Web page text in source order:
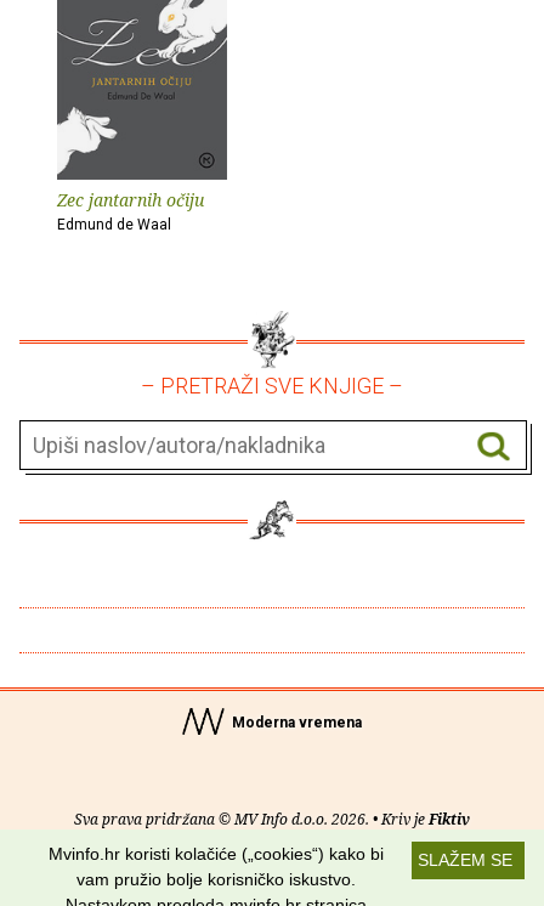
Zec jantarnih očiju
Edmund de Waal
– PRETRAŽI SVE KNJIGE –
Moderna vremena
Sva prava pridržana © MV Info d.o.o. 2026. • Kriv jeFiktiv
O nama• Pomoć• Uvjeti korištenja•RSS kanaliSLAŽEM SE
Mvinfo.hr koristi kolačiće („cookies“) kako bi
vam pružio bolje korisničko iskustvo.